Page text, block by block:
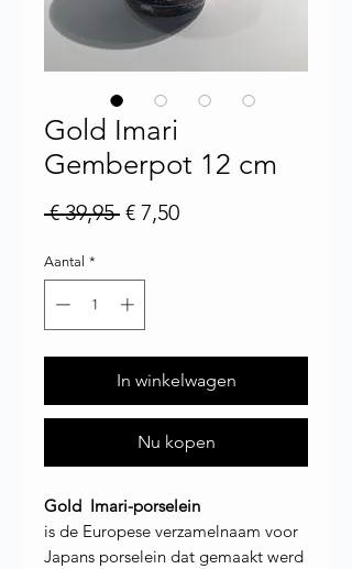
Gold Imari
Gemberpot 12 cm
€ 39,95 Normale prijs
€ 7,50Verkoopprijs
Aantal *
In winkelwagen
Nu kopen
Gold Imari-porselein
is de Europese verzamelnaam voor
Japans porselein dat gemaakt werd